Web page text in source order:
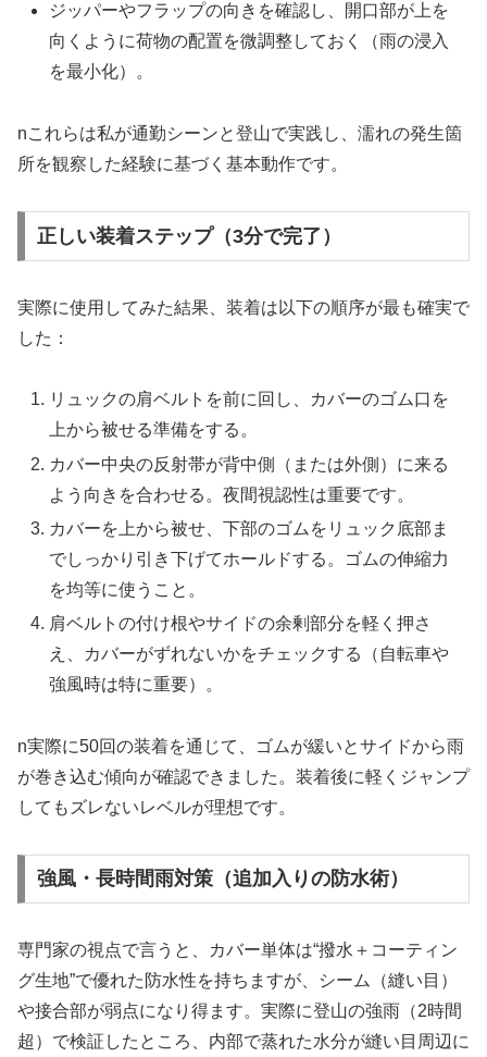
ジッパーやフラップの向きを確認し、開口部が上を
向くように荷物の配置を微調整しておく（雨の浸入
を最小化）。
nこれらは私が通勤シーンと登山で実践し、濡れの発生箇
所を観察した経験に基づく基本動作です。
正しい装着ステップ（3分で完了）
実際に使用してみた結果、装着は以下の順序が最も確実で
した：
リュックの肩ベルトを前に回し、カバーのゴム口を
上から被せる準備をする。
カバー中央の反射帯が背中側（または外側）に来る
よう向きを合わせる。夜間視認性は重要です。
カバーを上から被せ、下部のゴムをリュック底部ま
でしっかり引き下げてホールドする。ゴムの伸縮力
を均等に使うこと。
肩ベルトの付け根やサイドの余剰部分を軽く押さ
え、カバーがずれないかをチェックする（自転車や
強風時は特に重要）。
n実際に50回の装着を通じて、ゴムが緩いとサイドから雨
が巻き込む傾向が確認できました。装着後に軽くジャンプ
してもズレないレベルが理想です。
強風・長時間雨対策（追加入りの防水術）
専門家の視点で言うと、カバー単体は“撥水＋コーティン
グ生地”で優れた防水性を持ちますが、シーム（縫い目）
や接合部が弱点になり得ます。実際に登山の強雨（2時間
超）で検証したところ、内部で蒸れた水分が縫い目周辺に